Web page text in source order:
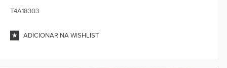
T4A18303
ADICIONAR NA WISHLIST